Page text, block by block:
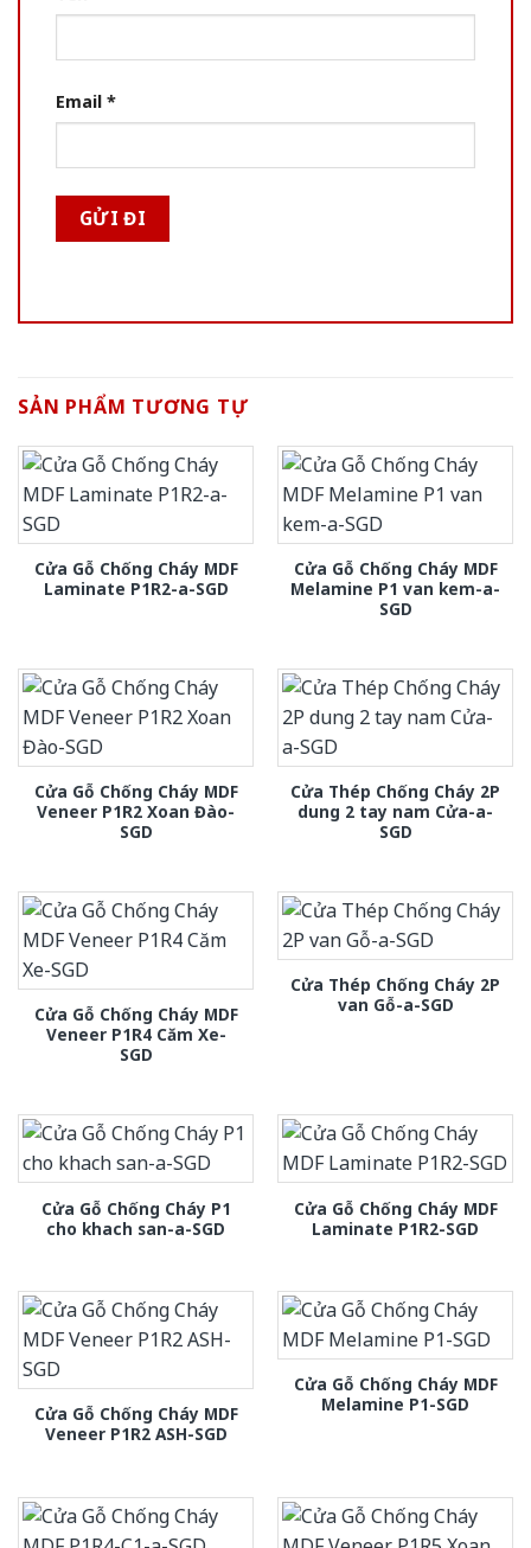
Email *
SẢN PHẨM TƯƠNG TỰ
Cửa Gỗ Chống Cháy MDF
Laminate P1R2-a-SGD
Cửa Gỗ Chống Cháy MDF
Melamine P1 van kem-a-
SGD
Cửa Gỗ Chống Cháy MDF
Veneer P1R2 Xoan Đào-
SGD
Cửa Thép Chống Cháy 2P
dung 2 tay nam Cửa-a-
SGD
Cửa Gỗ Chống Cháy MDF
Veneer P1R4 Căm Xe-
SGD
Cửa Thép Chống Cháy 2P
van Gỗ-a-SGD
Cửa Gỗ Chống Cháy P1
cho khach san-a-SGD
Cửa Gỗ Chống Cháy MDF
Laminate P1R2-SGD
Cửa Gỗ Chống Cháy MDF
Veneer P1R2 ASH-SGD
Cửa Gỗ Chống Cháy MDF
Melamine P1-SGD